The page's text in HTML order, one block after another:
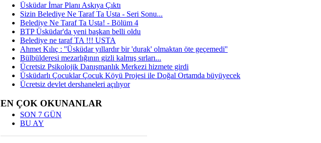
Üsküdar İmar Planı Askıya Çıktı
Sizin Belediye Ne Taraf Ta Usta - Seri Sonu...
Belediye Ne Taraf Ta Usta! - Bölüm 4
BTP Üsküdar'da yeni başkan belli oldu
Belediye ne taraf TA !!! USTA
Ahmet Kılıç : ''Üsküdar yıllardır bir 'durak' olmaktan öte geçemedi''
Bülbülderesi mezarlığının gizli kalmış sırları...
Ücretsiz Psikolojik Danışmanlık Merkezi hizmete girdi
Üsküdarlı Çocuklar Çocuk Köyü Projesi ile Doğal Ortamda büyüyecek
Ücretsiz devlet dershaneleri açılıyor
EN ÇOK OKUNANLAR
SON 7 GÜN
BU AY